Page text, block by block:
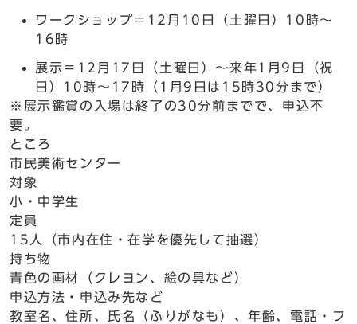
ワークショップ＝12月10日（土曜日）10時～
16時
展示＝12月17日（土曜日）～来年1月9日（祝
日）10時～17時（1月9日は15時30分まで）
※展示鑑賞の入場は終了の30分前までで、申込不
要。
ところ
市民美術センター
対象
小・中学生
定員
15人（市内在住・在学を優先して抽選）
持ち物
青色の画材（クレヨン、絵の具など）
申込方法・申込み先など
教室名、住所、氏名（ふりがなも）、年齢、電話・フ